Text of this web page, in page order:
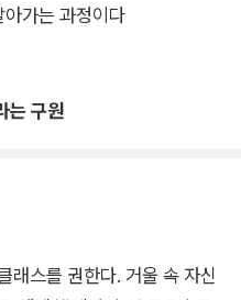
슈즈를 신으며 자신만의 균
던 ‘낙담의 골짜기’에서 방
재였다.
과정을 ‘발레’라는 언어로
기록한 치열하고도 다정한
아가는 과정이다
는 구원
래스를 권한다. 거울 속 자신